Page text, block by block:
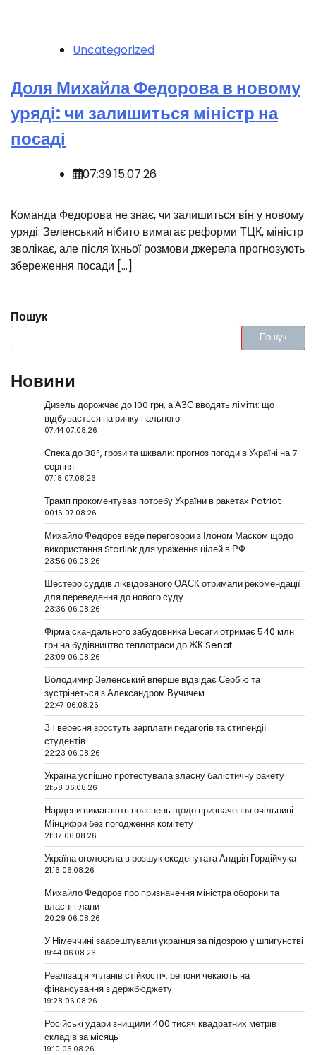
Uncategorized
Доля Михайла Федорова в новому
уряді: чи залишиться міністр на
посаді
07:39 15.07.26
️Команда Федорова не знає, чи залишиться він у новому
уряді: Зеленський нібито вимагає реформи ТЦК, міністр
зволікає, але після їхньої розмови джерела прогнозують
збереження посади […]
Пошук
Пошук
Новини
Дизель дорожчає до 100 грн, а АЗС вводять ліміти: що
відбувається на ринку пального
07:44 07.08.26
Спека до 38°, грози та шквали: прогноз погоди в Україні на 7
серпня
07:18 07.08.26
Трамп прокоментував потребу України в ракетах Patriot
00:16 07.08.26
Михайло Федоров веде переговори з Ілоном Маском щодо
використання Starlink для ураження цілей в РФ
23:56 06.08.26
Шестеро суддів ліквідованого ОАСК отримали рекомендації
для переведення до нового суду
23:36 06.08.26
Фірма скандального забудовника Бесаги отримає 540 млн
грн на будівництво теплотраси до ЖК Senat
23:09 06.08.26
Володимир Зеленський вперше відвідає Сербію та
зустрінеться з Александром Вучичем
22:47 06.08.26
З 1 вересня зростуть зарплати педагогів та стипендії
студентів
22:23 06.08.26
Україна успішно протестувала власну балістичну ракету
21:58 06.08.26
Нардепи вимагають пояснень щодо призначення очільниці
Мінцифри без погодження комітету
21:37 06.08.26
Україна оголосила в розшук ексдепутата Андрія Гордійчука
21:16 06.08.26
Михайло Федоров про призначення міністра оборони та
власні плани
20:29 06.08.26
У Німеччині заарештували українця за підозрою у шпигунстві
19:44 06.08.26
Реалізація «планів стійкості»: регіони чекають на
фінансування з держбюджету
19:28 06.08.26
Російські удари знищили 400 тисяч квадратних метрів
складів за місяць
19:10 06.08.26